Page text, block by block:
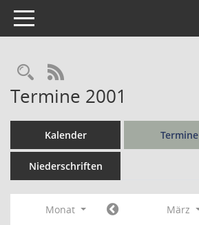
Toggle navigation
Rechercheauswahl
RSS-Feed
Termine 2001
Kalender Termine
Niederschriften
Monat März